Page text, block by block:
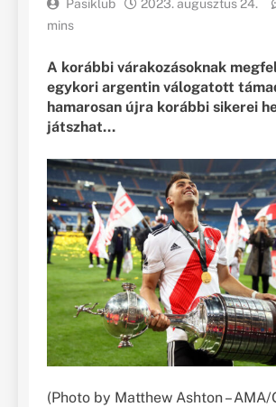
Pasiklub 2023. augusztus 24.
mins
A korábbi várakozásoknak
egykori argentin válogatott
hamarosan újra korábbi sikerei
játszhat…
(Photo by Matthew Ashton – AMA/